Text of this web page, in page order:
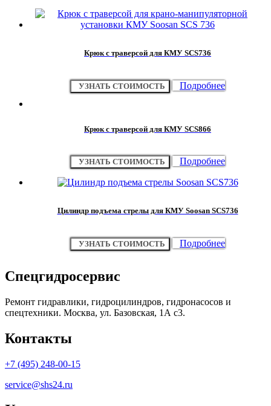
Крюк с траверсой для КМУ SCS736
УЗНАТЬ СТОИМОСТЬ Подробнее
Крюк с траверсой для КМУ SCS866
УЗНАТЬ СТОИМОСТЬ Подробнее
Цилиндр подъема стрелы для КМУ Soosan SCS736
УЗНАТЬ СТОИМОСТЬ Подробнее
Спецгидросервис
Ремонт гидравлики, гидроцилиндров, гидронасосов и
спецтехники. Москва, ул. Базовская, 1А с3.
Контакты
+7 (495) 248-00-15
service@shs24.ru